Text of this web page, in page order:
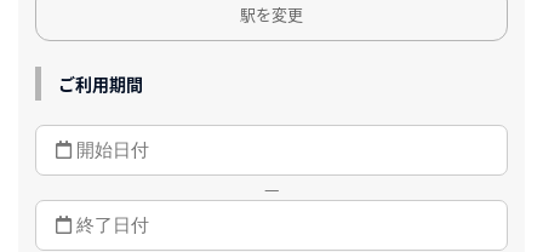
駅を変更
ご利用期間
—